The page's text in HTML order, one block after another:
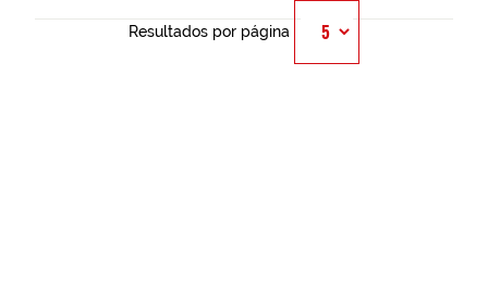
Resultados por página